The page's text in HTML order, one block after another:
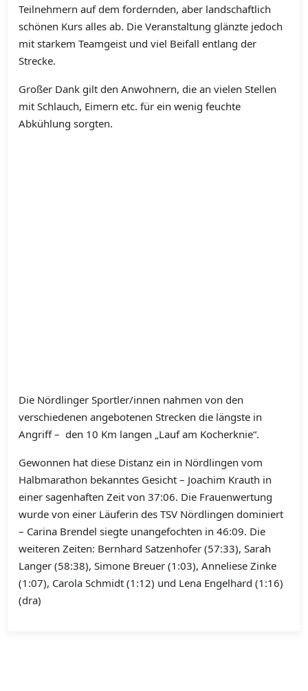
Teilnehmern auf dem fordernden, aber landschaftlich
schönen Kurs alles ab. Die Veranstaltung glänzte jedoch
mit starkem Teamgeist und viel Beifall entlang der
Strecke.
Großer Dank gilt den Anwohnern, die an vielen Stellen
mit Schlauch, Eimern etc. für ein wenig feuchte
Abkühlung sorgten.
Die Nördlinger Sportler/innen nahmen von den
verschiedenen angebotenen Strecken die längste in
Angriff – den 10 Km langen „Lauf am Kocherknie“.
Gewonnen hat diese Distanz ein in Nördlingen vom
Halbmarathon bekanntes Gesicht – Joachim Krauth in
einer sagenhaften Zeit von 37:06. Die Frauenwertung
wurde von einer Läuferin des TSV Nördlingen dominiert
– Carina Brendel siegte unangefochten in 46:09. Die
weiteren Zeiten: Bernhard Satzenhofer (57:33), Sarah
Langer (58:38), Simone Breuer (1:03), Anneliese Zinke
(1:07), Carola Schmidt (1:12) und Lena Engelhard (1:16)
(dra)